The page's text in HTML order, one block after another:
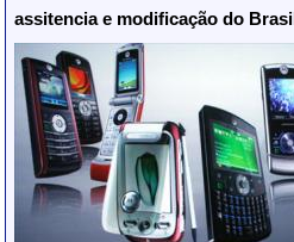
assitencia e modificação do Brasil